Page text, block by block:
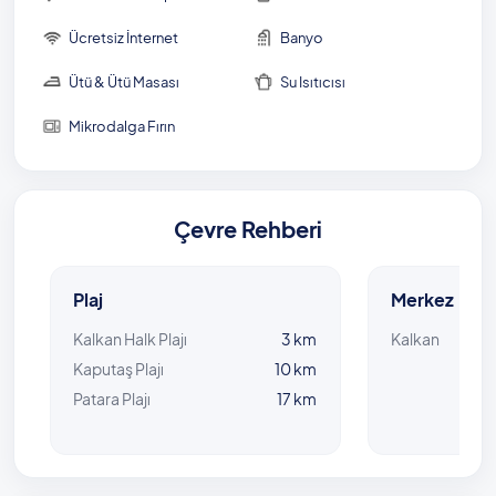
merkezi olan Kalkan’a da yine benzer mesafede, 2
kilometrede ulaşabilirsiniz. Tatil boyunca her yere
kolayca gidebileceğiniz bu villanızda günleriniz özel
güzel vakit geçirebilirsiniz.
Ücretsiz İnternet Banyo
Ütü & Ütü Masası Su Isıtıcısı
Mikrodalga Fırın
Çevre Rehberi
Plaj
Kalkan Halk Plajı
3 km
Kaputaş Plajı
10 km
Patara Plajı
17 km
Merkez
Kalkan